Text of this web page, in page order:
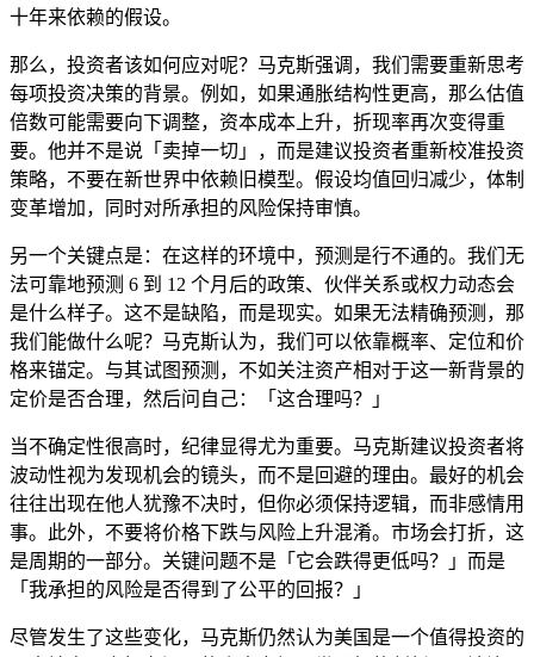
十年来依赖的假设。
那么，投资者该如何应对呢？马克斯强调，我们需要重新思考
每项投资决策的背景。例如，如果通胀结构性更高，那么估值
倍数可能需要向下调整，资本成本上升，折现率再次变得重
要。他并不是说「卖掉一切」，而是建议投资者重新校准投资
策略，不要在新世界中依赖旧模型。假设均值回归减少，体制
变革增加，同时对所承担的风险保持审慎。
另一个关键点是：在这样的环境中，预测是行不通的。我们无
法可靠地预测 6 到 12 个月后的政策、伙伴关系或权力动态会
是什么样子。这不是缺陷，而是现实。如果无法精确预测，那
我们能做什么呢？马克斯认为，我们可以依靠概率、定位和价
格来锚定。与其试图预测，不如关注资产相对于这一新背景的
定价是否合理，然后问自己：「这合理吗？」
当不确定性很高时，纪律显得尤为重要。马克斯建议投资者将
波动性视为发现机会的镜头，而不是回避的理由。最好的机会
往往出现在他人犹豫不决时，但你必须保持逻辑，而非感情用
事。此外，不要将价格下跌与风险上升混淆。市场会打折，这
是周期的一部分。关键问题不是「它会跌得更低吗？」而是
「我承担的风险是否得到了公平的回报？」
尽管发生了这些变化，马克斯仍然认为美国是一个值得投资的